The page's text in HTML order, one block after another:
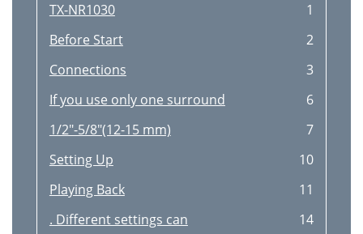
TX-NR1030
1
Before Start
2
Connections
3
If you use only one surround
6
1/2"-5/8"(12-15 mm)
7
Setting Up
10
Playing Back
11
. Different settings can
14